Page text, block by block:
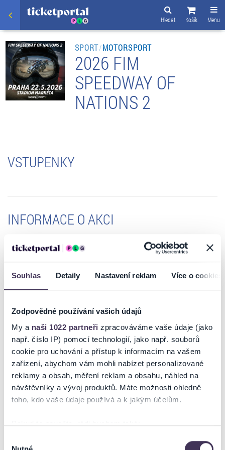
Souhlas Detaily Nastavení reklam Více o cookies
Zodpovědné používání vašich údajů
My a naši 1022 partneři zpracováváme vaše údaje (jako
např. číslo IP) pomocí technologií, jako např. souborů
cookie pro uchování a přístup k informacím na vašem
zařízení, abychom vám mohli nabízet personalizované
reklamy a obsah, měření reklam a obsahu, náhled na
návštěvníky a vývoj produktů. Máte možnosti ohledně
toho, kdo vaše údaje používá a k jakým účelům.
Pokud to povolíte, rádi bychom také:
Menu
Košík
Hledat
SPORT/MOTORSPORT
2026 FIM
SPEEDWAY OF
NATIONS 2
VSTUPENKY
INFORMACE O AKCI
Pražská Markéta se v roce 2026 stane také poprvé dějištěm finále
FIM Speedway of Nations 2, tedy světového šampionátu juniorských
družstev. Mladí jezdci z celého světa se utkají o prestižní titul, ale
jedno je jisté už teď, domácí tým nebude chybět!
obrovská podpora domácích fanoušků. Na startovní listině by se měl
největším talentům současné světové juniorské scény. Přijďte
náš tým podpořit v bitvě o světový titul!
Závod SON2 nabízí strhující souboje a atmosféru, která často předčí i
seniorské podniky. Přijďte podpořit budoucnost české ploché dráhy!